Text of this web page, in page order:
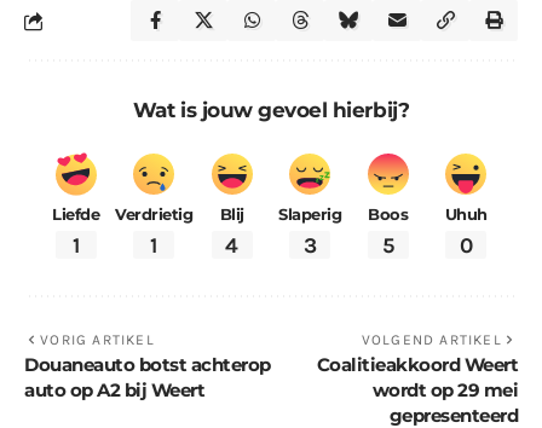
Wat is jouw gevoel hierbij?
Liefde
1
Verdrietig
1
Blij
4
Slaperig
3
Boos
5
Uhuh
0
VORIG ARTIKEL
Douaneauto botst achterop
auto op A2 bij Weert
VOLGEND ARTIKEL
Coalitieakkoord Weert
wordt op 29 mei
gepresenteerd